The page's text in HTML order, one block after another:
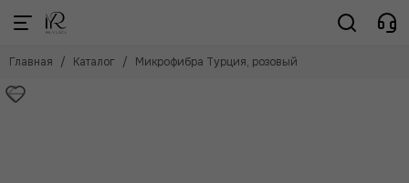
Главная Каталог Микрофибра Турция, розовый